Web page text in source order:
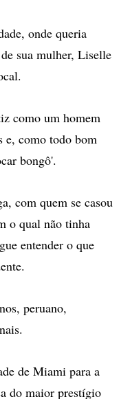
onde queria
sua mulher, Liselle
como um homem
e, como todo bom
bongô'.
com quem se casou
o qual não tinha
entender o que
peruano,
de Miami para a
do maior prestígio